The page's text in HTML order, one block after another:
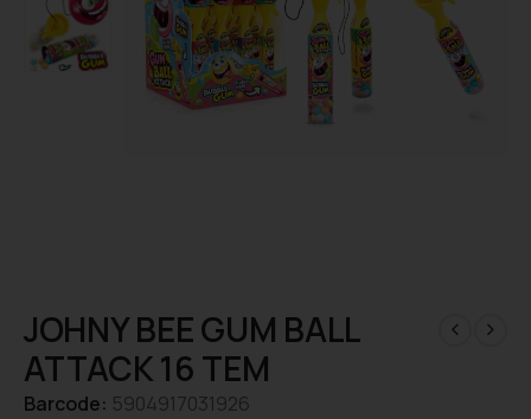
JOHNY BEE GUM BALL
ATTACK 16 TEM
Barcode: 5904917031926